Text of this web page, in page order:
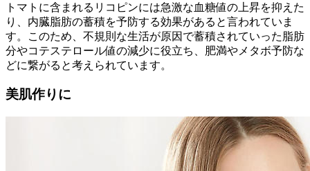
トマトに含まれるリコピンには急激な血糖値の上昇を抑えた
り、内臓脂肪の蓄積を予防する効果があると言われていま
す。このため、不規則な生活が原因で蓄積されていった脂肪
分やコテステロール値の減少に役立ち、肥満やメタボ予防な
どに繋がると考えられています。
美肌作りに